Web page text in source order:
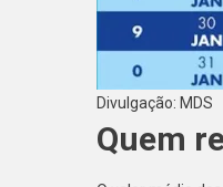
Divulgação: MDS
Quem